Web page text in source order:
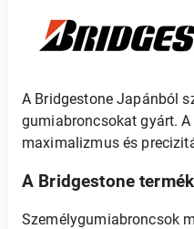
A Bridgestone Japánból
gumiabroncsokat gyárt.
maximalizmus és
A Bridgestone
Személygumiabroncsok